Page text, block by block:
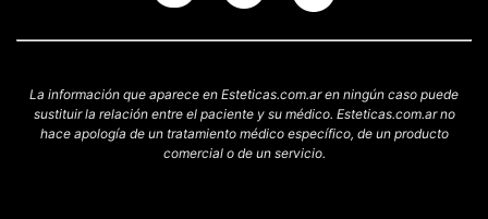
La información que aparece en Esteticas.com.ar en ningún caso puede
sustituir la relación entre el paciente y su médico. Esteticas.com.ar no
hace apología de un tratamiento médico específico, de un producto
comercial o de un servicio.